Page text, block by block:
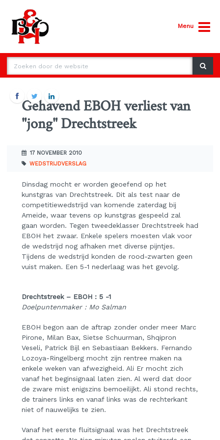
Menu
Gehavend EBOH verliest van
"jong" Drechtstreek
17 NOVEMBER 2010
WEDSTRIJDVERSLAG
Dinsdag mocht er worden geoefend op het
kunstgras van Drechtstreek. Dit als test naar de
competitiewedstrijd van komende zaterdag bij
Ameide, waar tevens op kunstgras gespeeld zal
gaan worden. Tegen tweedeklasser Drechtstreek had
EBOH het zwaar. Enkele spelers moesten vlak voor
de wedstrijd nog afhaken met diverse pijntjes.
Tijdens de wedstrijd konden de rood-zwarten geen
vuist maken. Een 5-1 nederlaag was het gevolg.
Drechtstreek – EBOH : 5 -1
Doelpuntenmaker : Mo Salman
EBOH begon aan de aftrap zonder onder meer Marc
Pirone, Milan Bax, Sietse Schuurman, Shqipron
Veseli, Patrick Bijl en Sebastiaan Bekkers. Fernando
Lozoya-Ringelberg mocht zijn rentree maken na
enkele weken van afwezigheid. Ali Er mocht zich
vanaf het beginsignaal laten zien. Al werd dat door
de zware mist enigszins bemoeilijkt. Ali stond rechts,
de trainers links en vanaf links was de rechterkant
niet of nauwelijks te zien.
Vanaf het eerste fluitsignaal was het Drechtstreek